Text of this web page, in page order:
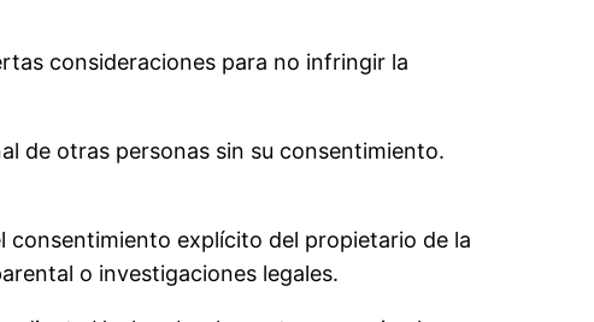
consideraciones para no infringir la
de otras personas sin su consentimiento.
consentimiento explícito del propietario de la
o investigaciones legales.